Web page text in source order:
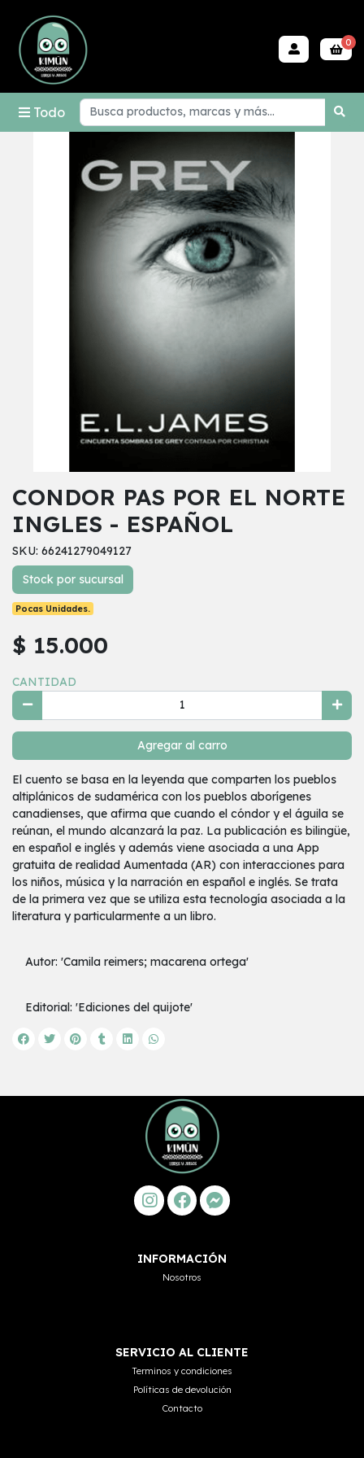
Todo
0
CONDOR PAS POR EL NORTE
INGLES - ESPAÑOL
SKU: 66241279049127
Stock por sucursal
Pocas Unidades.
$ 15.000
CANTIDAD
Agregar al carro
El cuento se basa en la leyenda que comparten los pueblos
altiplánicos de sudamérica con los pueblos aborígenes
canadienses, que afirma que cuando el cóndor y el águila se
reúnan, el mundo alcanzará la paz. La publicación es bilingüe,
en español e inglés y además viene asociada a una App
gratuita de realidad Aumentada (AR) con interacciones para
los niños, música y la narración en español e inglés. Se trata
de la primera vez que se utiliza esta tecnología asociada a la
literatura y particularmente a un libro.
Autor: 'Camila reimers; macarena ortega'
Editorial: 'Ediciones del quijote'
INFORMACIÓN
Nosotros
SERVICIO AL CLIENTE
Terminos y condiciones
Políticas de devolución
Contacto